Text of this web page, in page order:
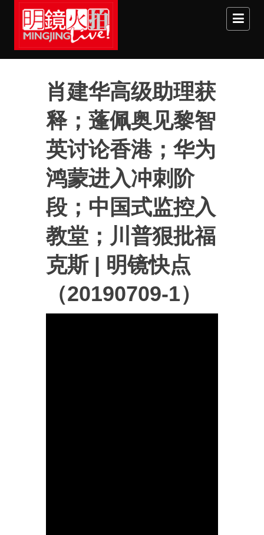
Skip to main content
肖建华高级助理获
释；蓬佩奥见黎智
英讨论香港；华为
鸿蒙进入冲刺阶
段；中国式监控入
教堂；川普狠批福
克斯 | 明镜快点
（20190709-1）